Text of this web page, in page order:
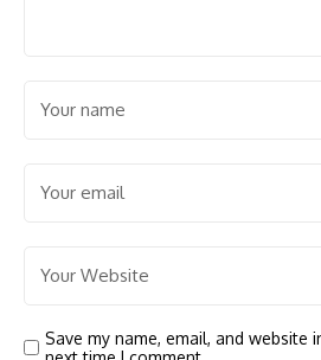
Save my name, email, and website